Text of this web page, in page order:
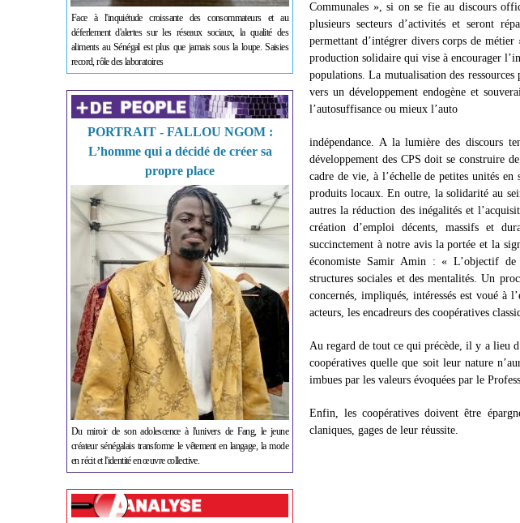
Face à l'inquiétude croissante des consommateurs et au
déferlement d'alertes sur les réseaux sociaux, la qualité des
aliments au Sénégal est plus que jamais sous la loupe. Saisies
record, rôle des laboratoires
PORTRAIT - FALLOU NGOM :
L’homme qui a décidé de créer sa
propre place
Du miroir de son adolescence à l'univers de Fang, le jeune
créateur sénégalais transforme le vêtement en langage, la mode
en récit et l'identité en œuvre collective.
Communales », si on se fie au discours
plusieurs secteurs d’activités et seront
permettant d’intégrer divers corps de
production solidaire qui vise à encourager
populations. La mutualisation des
vers un développement endogène et
l’autosuffisance ou mieux l’auto
indépendance. A la lumière des discours
développement des CPS doit se construire
cadre de vie, à l’échelle de petites unités
produits locaux. En outre, la solidarité au
autres la réduction des inégalités et
création d’emploi décents, massifs et
succinctement à notre avis la portée et la
économiste Samir Amin : « L’objectif de
structures sociales et des mentalités. Un
concernés, impliqués, intéressés est voué à
acteurs, les encadreurs des coopératives
Au regard de tout ce qui précède, il y a lieu
coopératives quelle que soit leur nature
imbues par les valeurs évoquées par le
Enfin, les coopératives doivent être
claniques, gages de leur réussite.